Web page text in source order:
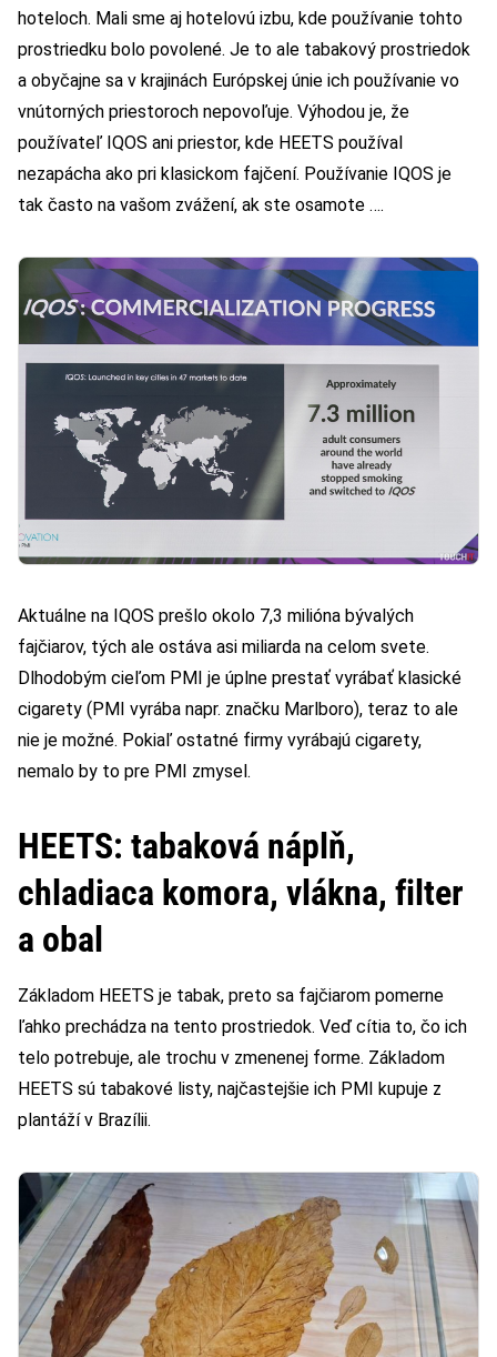
hoteloch. Mali sme aj hotelovú izbu, kde používanie tohto
prostriedku bolo povolené. Je to ale tabakový prostriedok
a obyčajne sa v krajinách Európskej únie ich používanie vo
vnútorných priestoroch nepovoľuje. Výhodou je, že
používateľ IQOS ani priestor, kde HEETS používal
nezapácha ako pri klasickom fajčení. Používanie IQOS je
tak často na vašom zvážení, ak ste osamote ….
Aktuálne na IQOS prešlo okolo 7,3 milióna bývalých
fajčiarov, tých ale ostáva asi miliarda na celom svete.
Dlhodobým cieľom PMI je úplne prestať vyrábať klasické
cigarety (PMI vyrába napr. značku Marlboro), teraz to ale
nie je možné. Pokiaľ ostatné firmy vyrábajú cigarety,
nemalo by to pre PMI zmysel.
HEETS: tabaková náplň,
chladiaca komora, vlákna, filter
a obal
Základom HEETS je tabak, preto sa fajčiarom pomerne
ľahko prechádza na tento prostriedok. Veď cítia to, čo ich
telo potrebuje, ale trochu v zmenenej forme. Základom
HEETS sú tabakové listy, najčastejšie ich PMI kupuje z
plantáží v Brazílii.